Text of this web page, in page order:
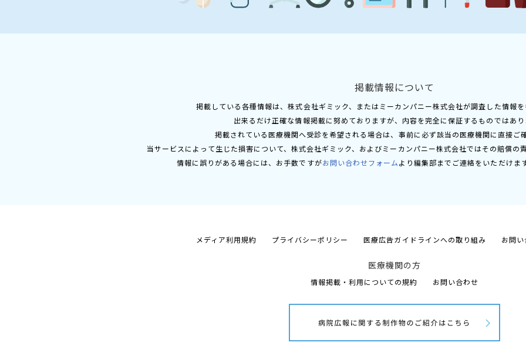
掲載情報について
掲載している各種情報は、株式会社ギミック、またはミーカンパニー株式会社が調査した情報を
出来るだけ正確な情報掲載に努めておりますが、内容を完全に保証するものではあり
掲載されている医療機関へ受診を希望される場合は、事前に必ず該当の医療機関に直接ご
当サービスによって生じた損害について、株式会社ギミック、およびミーカンパニー株式会社ではその賠償の
情報に誤りがある場合には、お手数ですがお問い合わせフォームより編集部までご連絡をいただけま
メディア利用規約 プライバシーポリシー 医療広告ガイドラインへの取り組み お問
医療機関の方
情報掲載・利用についての規約 お問い合わせ